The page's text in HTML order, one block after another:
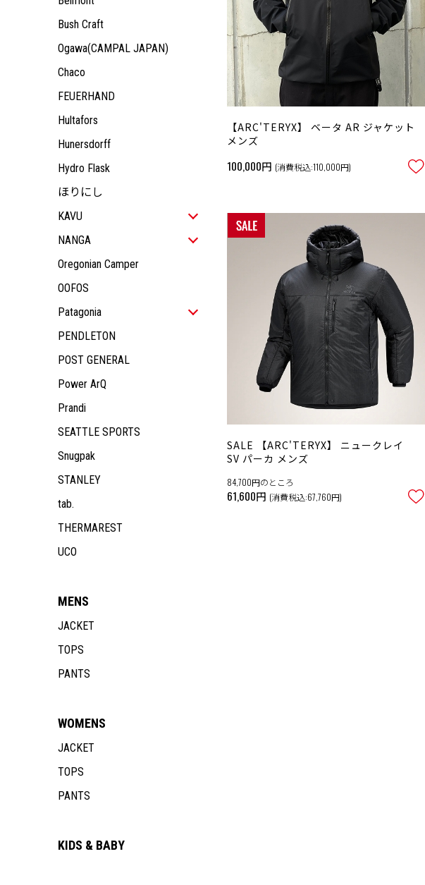
TOPS
JACKET
PANTS
ALL ITEM
TOPS
PANTS
OUTDOOR GEAR
Bush Craft
Ogawa(CAMPAL JAPAN)
Chaco
FEUERHAND
Hultafors
Hunersdorff
Hydro Flask
ほりにし
KAVU
ALL ITEM
ALL ITEM
JACKET
TOPS
WOMEN
ALL ITEM
JACKET
PANTS
KIDS
ALL ITEM
TOPS
PANTS
OUTDOOR GEAR
NANGA
ALL ITEM
ALL ITEM
JACKET
TOPS
WOMEN
ALL ITEM
JACKET
PANTS
KIDS
ALL ITEM
TOPS
PANTS
OUTDOOR GEAR
Oregonian Camper
OOFOS
Patagonia
ALL ITEM
ALL ITEM
JACKET
TOPS
WOMEN
ALL ITEM
JACKET
PANTS
KIDS
ALL ITEM
TOPS
PANTS
OUTDOOR GEAR
PENDLETON
POST GENERAL
Power ArQ
Prandi
SEATTLE SPORTS
Snugpak
STANLEY
tab.
THERMAREST
UCO
MENS
JACKET
TOPS
PANTS
WOMENS
JACKET
TOPS
PANTS
KIDS & BABY
【ARC'TERYX】 ベータ AR ジャケット
メンズ
100,000円 (消費税込:110,000円)
SALE 【ARC'TERYX】 ニュークレイ
SV パーカ メンズ
84,700円のところ
61,600円 (消費税込:67,760円)